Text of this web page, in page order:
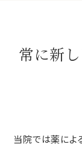
常に新
当院では薬によ